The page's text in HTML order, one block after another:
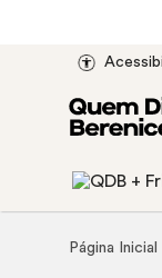
Página Inicial